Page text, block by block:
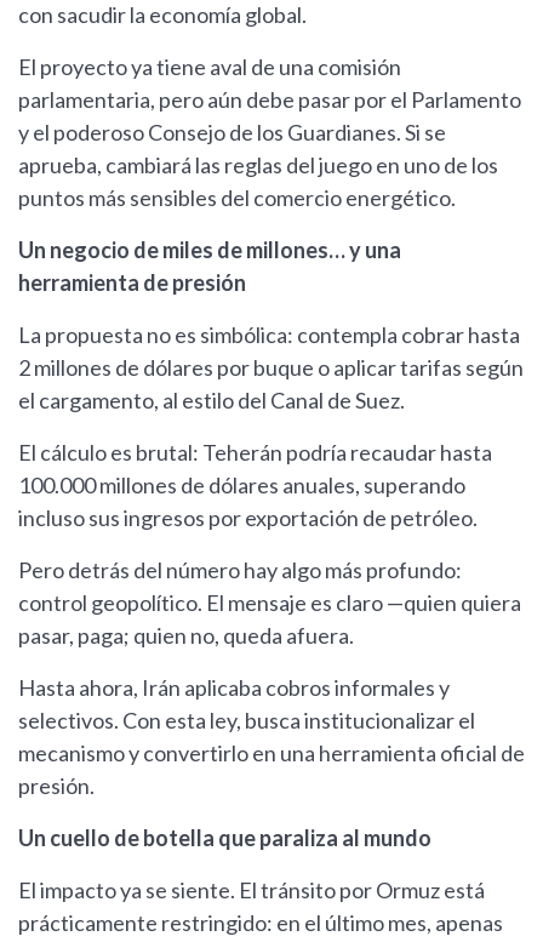
con sacudir la economía global.
El proyecto ya tiene aval de una comisión
parlamentaria, pero aún debe pasar por el Parlamento
y el poderoso Consejo de los Guardianes. Si se
aprueba, cambiará las reglas del juego en uno de los
puntos más sensibles del comercio energético.
Un negocio de miles de millones… y una
herramienta de presión
La propuesta no es simbólica: contempla cobrar hasta
2 millones de dólares por buque o aplicar tarifas según
el cargamento, al estilo del Canal de Suez.
El cálculo es brutal: Teherán podría recaudar hasta
100.000 millones de dólares anuales, superando
incluso sus ingresos por exportación de petróleo.
Pero detrás del número hay algo más profundo:
control geopolítico. El mensaje es claro —quien quiera
pasar, paga; quien no, queda afuera.
Hasta ahora, Irán aplicaba cobros informales y
selectivos. Con esta ley, busca institucionalizar el
mecanismo y convertirlo en una herramienta oficial de
presión.
Un cuello de botella que paraliza al mundo
El impacto ya se siente. El tránsito por Ormuz está
prácticamente restringido: en el último mes, apenas